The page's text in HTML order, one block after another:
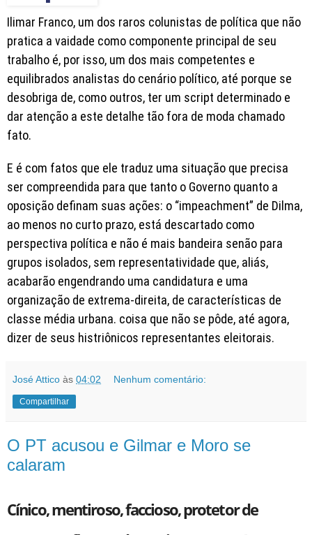
Ilimar Franco, um dos raros colunistas de política que não
pratica a vaidade como componente principal de seu
trabalho é, por isso, um dos mais competentes e
equilibrados analistas do cenário político, até porque se
desobriga de, como outros, ter um script determinado e
dar atenção a este detalhe tão fora de moda chamado
fato.
E é com fatos que ele traduz uma situação que precisa
ser compreendida para que tanto o Governo quanto a
oposição definam suas ações: o “impeachment” de Dilma,
ao menos no curto prazo, está descartado como
perspectiva política e não é mais bandeira senão para
grupos isolados, sem representatividade que, aliás,
acabarão engendrando uma candidatura e uma
organização de extrema-direita, de características de
classe média urbana. coisa que não se pôde, até agora,
dizer de seus histriônicos representantes eleitorais.
José Attico às 04:02 Nenhum comentário:
Compartilhar
O PT acusou e Gilmar e Moro se
calaram
Cínico, mentiroso, faccioso, protetor de